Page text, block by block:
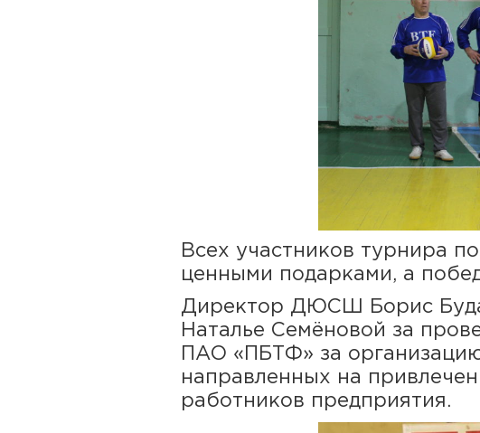
Всех участников турнира
ценными подарками, а
Директор ДЮСШ Борис
Наталье Семёновой за
ПАО «ПБТФ» за
направленных на
работников предприятия.